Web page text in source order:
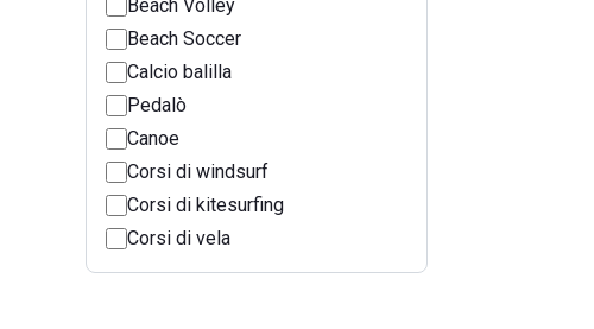
Beach Volley
Beach Soccer
Calcio balilla
Pedalò
Canoe
Corsi di windsurf
Corsi di kitesurfing
Corsi di vela